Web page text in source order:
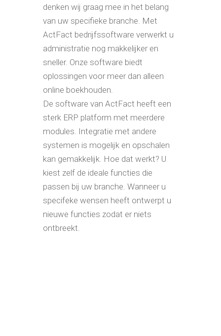
denken wij graag mee in het belang
van uw specifieke branche. Met
ActFact bedrijfssoftware verwerkt u
administratie nog makkelijker en
sneller. Onze software biedt
oplossingen voor meer dan alleen
online boekhouden.
De software van ActFact heeft een
sterk ERP platform met meerdere
modules. Integratie met andere
systemen is mogelijk en opschalen
kan gemakkelijk. Hoe dat werkt? U
kiest zelf de ideale functies die
passen bij uw branche. Wanneer u
specifeke wensen heeft ontwerpt u
nieuwe functies zodat er niets
ontbreekt.